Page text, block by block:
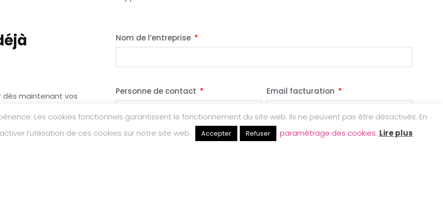
maintenant vos
pour compléter les
Nom de l’entreprise
Personne de contact Email facturation
N° client Copyben ( si connu)
Les cookies fonctionnels garantissent le fonctionnement du site web. Ils ne peuvent pas être désactivés. En
l’utilisation de ces cookies sur notre site web.
Accepter Refuser . paramétrage des cookies. Lire plus